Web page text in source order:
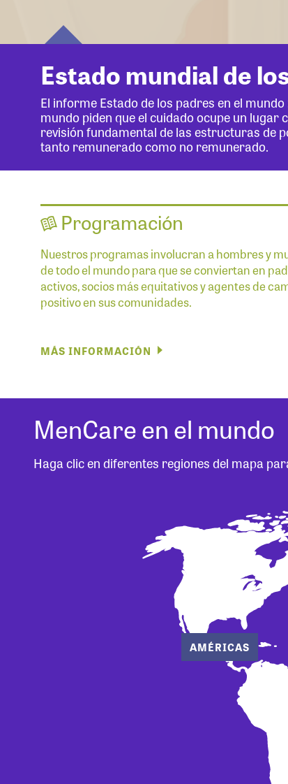
Estado mundial de
El informe Estado de los padres en el
mundo piden que el cuidado ocupe un
revisión fundamental de las estructuras de
tanto remunerado como no remunerado.
Programación
Nuestros programas involucran a hombres y
de todo el mundo para que se conviertan en
activos, socios más equitativos y agentes de
positivo en sus comunidades.
MÁS INFORMACIÓN
MenCare en el mundo
Haga clic en diferentes regiones del mapa
AMÉRICAS